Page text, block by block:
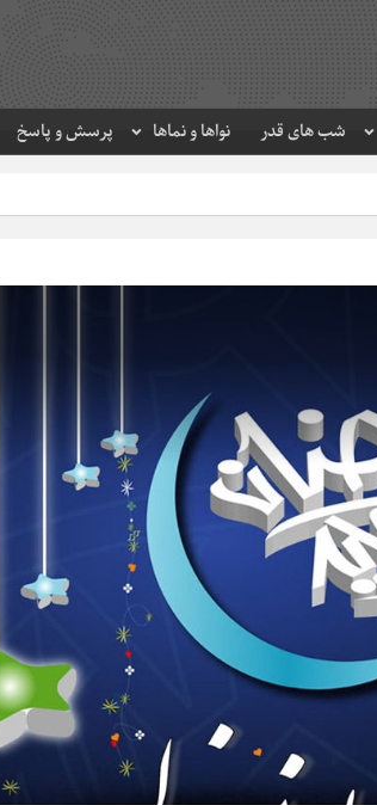
شب های قدر نواها و نماها پرسش و پاسخ